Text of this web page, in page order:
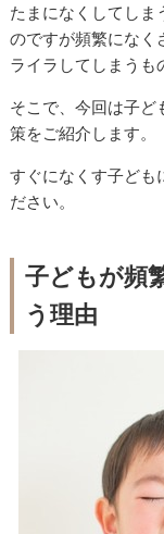
たまになくしてしま
のですが頻繁になく
ライラしてしまうも
そこで、今回は子
策をご紹介します。
すぐになくす子ども
ださい。
子どもが頻
う理由